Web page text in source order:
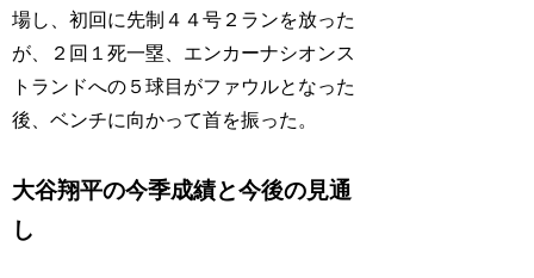
場し、初回に先制４４号２ランを放った
が、２回１死一塁、エンカーナシオンス
トランドへの５球目がファウルとなった
後、ベンチに向かって首を振った。
大谷翔平の今季成績と今後の見通
し